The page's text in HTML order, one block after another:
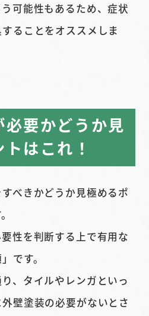
可能性もあるため、症状
ることをオススメしま
要かどうか見
はこれ！
べきかどうか見極めるポ
性を判断する上で有用な
です。
、タイルやレンガといっ
壁塗装の必要がないとさ